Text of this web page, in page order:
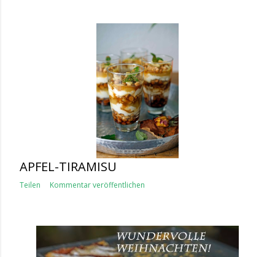
APFEL-TIRAMISU
Teilen Kommentar veröffentlichen